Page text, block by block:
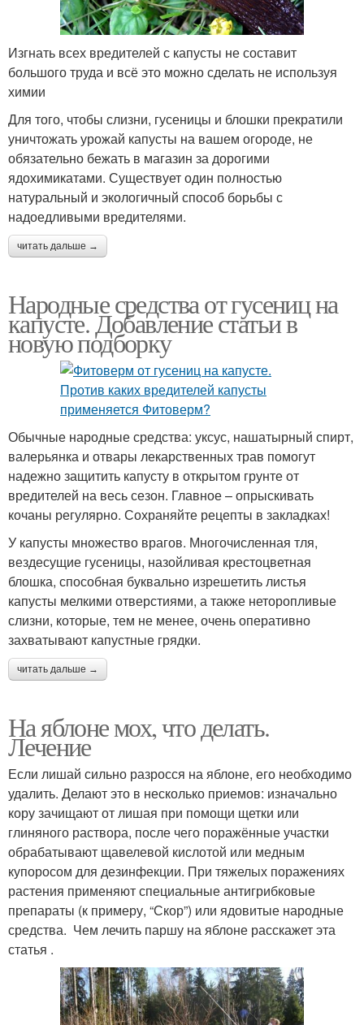
Изгнать всех вредителей с капусты не составит
большого труда и всё это можно сделать не используя
химии
Для того, чтобы слизни, гусеницы и блошки прекратили
уничтожать урожай капусты на вашем огороде, не
обязательно бежать в магазин за дорогими
ядохимикатами. Существует один полностью
натуральный и экологичный способ борьбы с
надоедливыми вредителями.
читать дальше →
Народные средства от гусениц на
капусте. Добавление статьи в
новую подборку
Обычные народные средства: уксус, нашатырный спирт,
валерьянка и отвары лекарственных трав помогут
надежно защитить капусту в открытом грунте от
вредителей на весь сезон. Главное – опрыскивать
кочаны регулярно. Сохраняйте рецепты в закладках!
У капусты множество врагов. Многочисленная тля,
вездесущие гусеницы, назойливая крестоцветная
блошка, способная буквально изрешетить листья
капусты мелкими отверстиями, а также неторопливые
слизни, которые, тем не менее, очень оперативно
захватывают капустные грядки.
читать дальше →
На яблоне мох, что делать.
Лечение
Если лишай сильно разросся на яблоне, его необходимо
удалить. Делают это в несколько приемов: изначально
кору зачищают от лишая при помощи щетки или
глиняного раствора, после чего поражённые участки
обрабатывают щавелевой кислотой или медным
купоросом для дезинфекции. При тяжелых поражениях
растения применяют специальные антигрибковые
препараты (к примеру, “Скор”) или ядовитые народные
средства. Чем лечить паршу на яблоне расскажет эта
статья .